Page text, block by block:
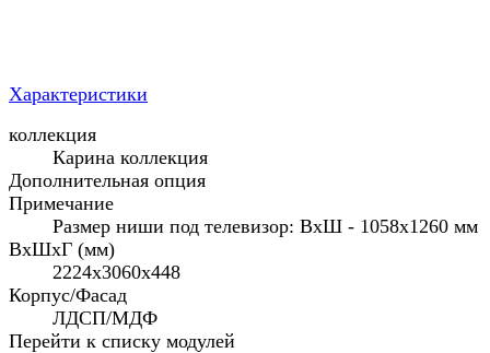
Характеристики
коллекция
Карина коллекция
Дополнительная опция
Примечание
Размер ниши под телевизор: ВхШ - 1058x1260 мм
ВхШхГ (мм)
2224х3060х448
Корпус/Фасад
ЛДСП/МДФ
Перейти к списку модулей